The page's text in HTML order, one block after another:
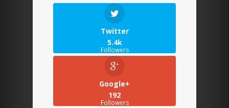
Twitter
5.4k
Followers
Google+
192
Followers